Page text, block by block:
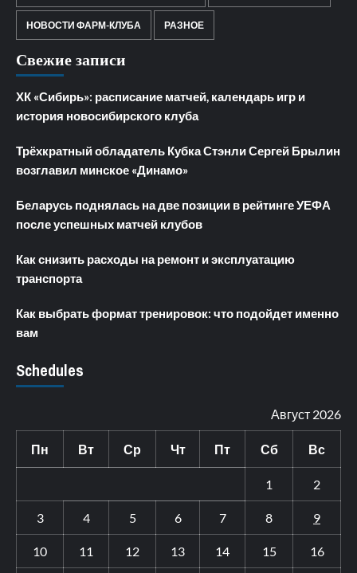
НОВОСТИ ФАРМ-КЛУБА РАЗНОЕ
Свежие записи
ХК «Сибирь»: расписание матчей, календарь игр и
история новосибирского клуба
Трёхкратный обладатель Кубка Стэнли Сергей Брылин
возглавил минское «Динамо»
Беларусь поднялась на две позиции в рейтинге УЕФА
после успешных матчей клубов
Как снизить расходы на ремонт и эксплуатацию
транспорта
Как выбрать формат тренировок: что подойдет именно
вам
Schedules
Август 2026
Пн Вт Ср Чт Пт Сб Вс
1 2
3 4 5 6 7 8 9
10 11 12 13 14 15 16